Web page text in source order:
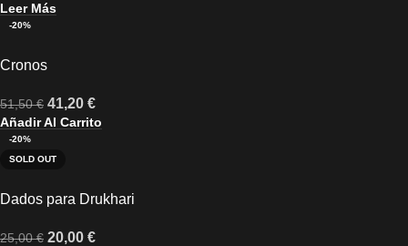
Leer Más
-20%
Cronos
51,50€ 41,20 €
Añadir Al Carrito
-20%
SOLD OUT
Dados para Drukhari
25,00€ 20,00 €